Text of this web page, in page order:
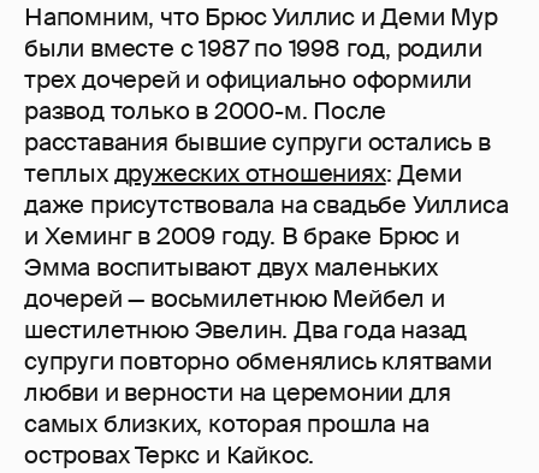
Напомним, что Брюс Уиллис и Деми Мур
были вместе с 1987 по 1998 год, родили
трех дочерей и официально оформили
развод только в 2000-м. После
расставания бывшие супруги остались в
теплыхдружеских отношениях: Деми
даже присутствовала на свадьбе Уиллиса
и Хеминг в 2009 году. В браке Брюс и
Эмма воспитывают двух маленьких
дочерей — восьмилетнюю Мейбел и
шестилетнюю Эвелин. Два года назад
супруги повторно обменялись клятвами
любви и верности на церемонии для
самых близких, которая прошла на
островах Теркс и Кайкос.